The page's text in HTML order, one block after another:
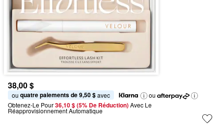
38,00 $
ou quatre paiements de 9,50 $ avec
ou
Obtenez-Le Pour36,10 $ (5% De Réduction) Avec Le
Réapprovisionnement Automatique